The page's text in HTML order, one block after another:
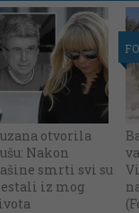
otvorila
Nakon
smrti svi su
iz mog